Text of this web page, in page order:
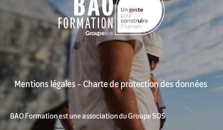
Mentions légales –Charte de protection des données
BAO Formation est une association du Groupe SOS